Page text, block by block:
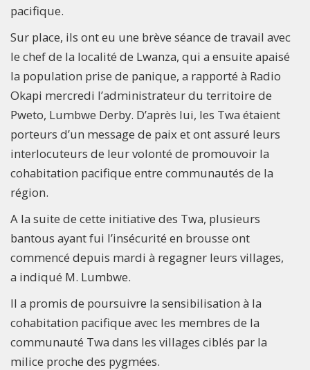
pacifique.
Sur place, ils ont eu une brève séance de travail avec
le chef de la localité de Lwanza, qui a ensuite apaisé
la population prise de panique, a rapporté à Radio
Okapi mercredi l’administrateur du territoire de
Pweto, Lumbwe Derby. D’après lui, les Twa étaient
porteurs d’un message de paix et ont assuré leurs
interlocuteurs de leur volonté de promouvoir la
cohabitation pacifique entre communautés de la
région.
A la suite de cette initiative des Twa, plusieurs
bantous ayant fui l’insécurité en brousse ont
commencé depuis mardi à regagner leurs villages,
a indiqué M. Lumbwe.
Il a promis de poursuivre la sensibilisation à la
cohabitation pacifique avec les membres de la
communauté Twa dans les villages ciblés par la
milice proche des pygmées.